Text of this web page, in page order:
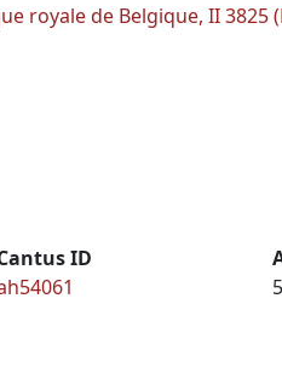
royale de Belgique, II 3825
ID